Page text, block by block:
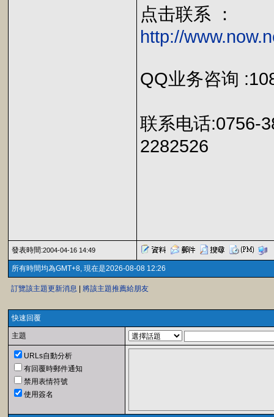
点击联系 ：
http://
QQ业务咨询
联系电话
2282526
發表時間:2004-04-16 14:49
所有時間均為GMT+8, 現在是2026-08-08 12:26
訂覽該主題更新消息 將該主題推薦給朋友
快速回覆
主題
URLs自動分析
有回覆時郵件通知
禁用表情符號
使用簽名